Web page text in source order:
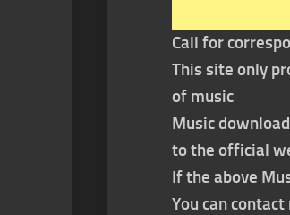
Call for
This site only
of music
Music
to the official
If the above
You can